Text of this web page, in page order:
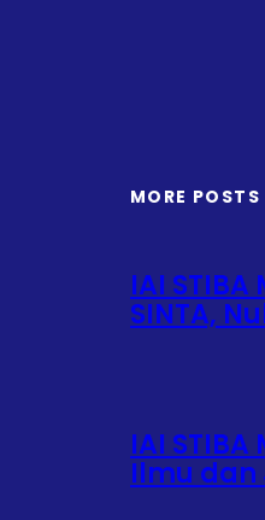
MORE POSTS
IAI
SINTA,
IAI
Ilmu dan